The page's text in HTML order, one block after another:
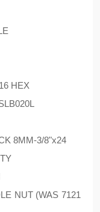
HEX
8MM-3/8"x24
NUT (WAS 7121